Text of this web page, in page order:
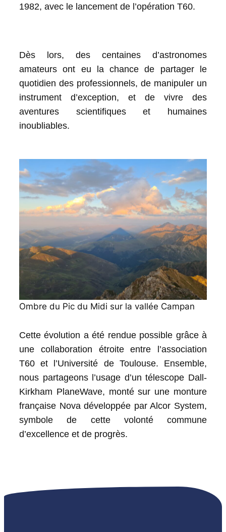
1982, avec le lancement de l’opération T60.
Dès lors, des centaines d’astronomes
amateurs ont eu la chance de partager le
quotidien des professionnels, de manipuler un
instrument d’exception, et de vivre des
aventures scientifiques et humaines
inoubliables.
Ombre du Pic du Midi sur la vallée Campan
Cette évolution a été rendue possible grâce à
une collaboration étroite entre l’association
T60 et l’Université de Toulouse. Ensemble,
nous partageons l’usage d’un télescope Dall-
Kirkham PlaneWave, monté sur une monture
française Nova développée par Alcor System,
symbole de cette volonté commune
d’excellence et de progrès.